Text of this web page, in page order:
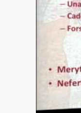
Il periodo
Akhenaten
al trono di
uno dei più
coreggenze
donna, un
l'apparente
nel Levante
egiziane
memoriae
amarniana